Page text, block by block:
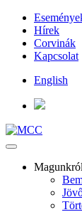
Hírek
Corvinák
Kapcsolat
English
Magunkról